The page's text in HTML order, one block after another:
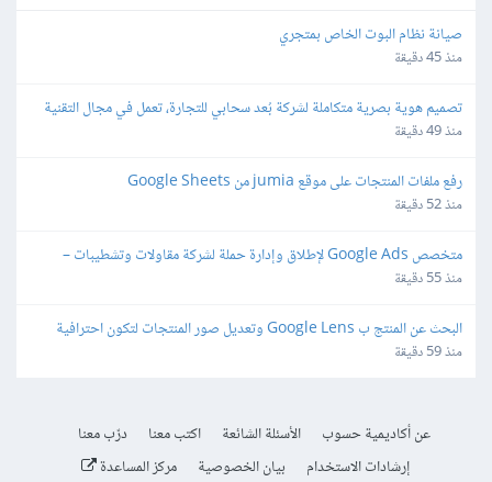
صيانة نظام البوت الخاص بمتجري
منذ 45 دقيقة
تصميم هوية بصرية متكاملة لشركة بُعد سحابي للتجارة، تعمل في مجال التقنية
منذ 49 دقيقة
رفع ملفات المنتجات على موقع jumia من Google Sheets
منذ 52 دقيقة
Lead Generation
منذ 55 دقيقة
وجاهزة للمتاجر الالكترونية
منذ 59 دقيقة
عن أكاديمية حسوب الأسئلة الشائعة اكتب معنا
درّب معنا
إرشادات الاستخدام
بيان الخصوصية مركز المساعدة